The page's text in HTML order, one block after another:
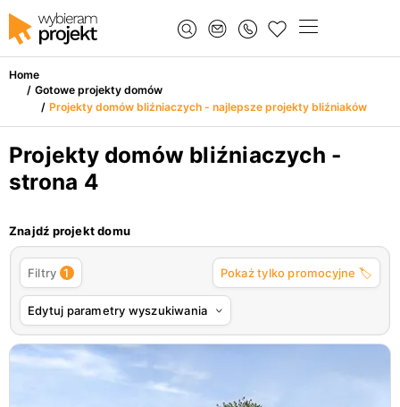
Home
/ Gotowe projekty domów
/ Projekty domów bliźniaczych - najlepsze projekty bliźniaków
Projekty domów bliźniaczych -
strona 4
Znajdź projekt domu
Filtry 1 Pokaż tylko promocyjne 🏷️
Edytuj parametry wyszukiwania